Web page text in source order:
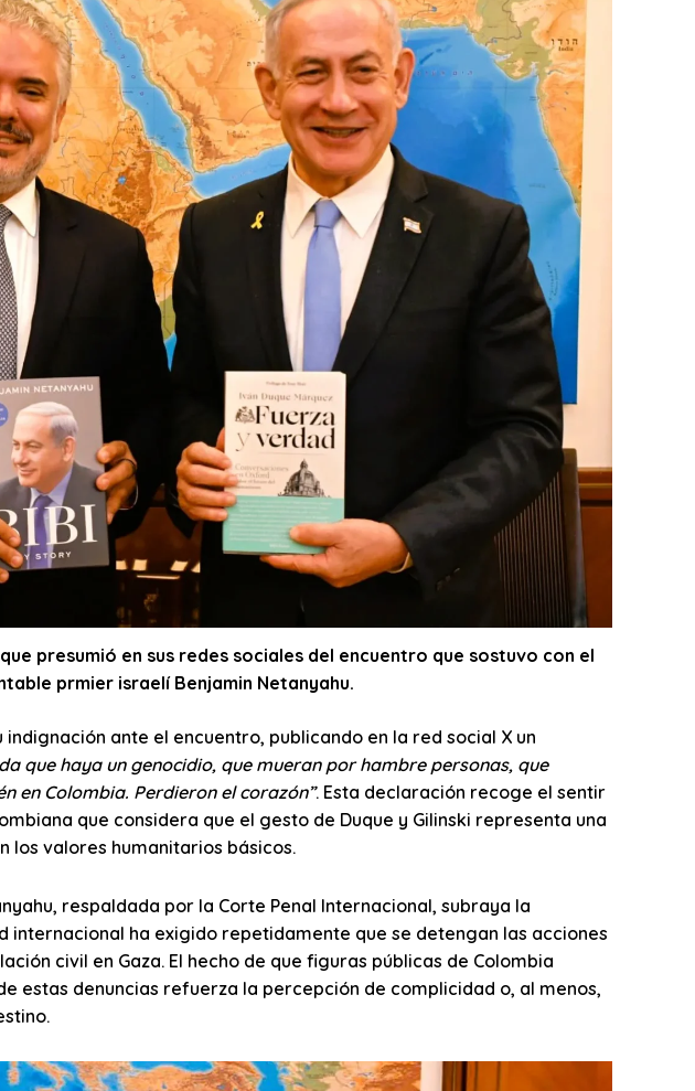
presumió en sus redes sociales del encuentro que sostuvo con el
prmier israelí Benjamin Netanyahu.
ante el encuentro, publicando en la red social X un
que haya un genocidio, que mueran por hambre personas, que
en Colombia. Perdieron el corazón”. Esta declaración recoge el sentir
que considera que el gesto de Duque y Gilinski representa una
los valores humanitarios básicos.
respaldada por la Corte Penal Internacional, subraya la
internacional ha exigido repetidamente que se detengan las acciones
civil en Gaza. El hecho de que figuras públicas de Colombia
estas denuncias refuerza la percepción de complicidad o, al menos,